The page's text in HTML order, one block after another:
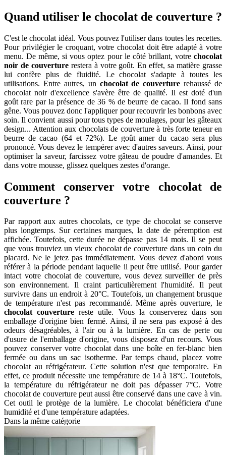
Quand utiliser le chocolat de couverture ?
C'est le chocolat idéal. Vous pouvez l'utiliser dans toutes les recettes.
Pour privilégier le croquant, votre chocolat doit être adapté à votre
menu. De même, si vous optez pour le côté brillant, votre chocolat
noir de couverturerestera à votre goût. En effet, sa matière grasse
lui confère plus de fluidité. Le chocolat s'adapte à toutes les
utilisations. Entre autres, un chocolat de couverture rehaussé de
chocolat noir d'excellence s'avère être de qualité. Il est doté d'un
goût rare par la présence de 36 % de beurre de cacao. Il fond sans
gêne. Vous pouvez donc l'appliquer pour recouvrir les bonbons avec
soin. Il convient aussi pour tous types de moulages, pour les gâteaux
design... Attention aux chocolats de couverture à très forte teneur en
beurre de cacao (64 et 72%). Le goût amer du cacao sera plus
prononcé. Vous devez le tempérer avec d'autres saveurs. Ainsi, pour
optimiser la saveur, farcissez votre gâteau de poudre d'amandes. Et
dans votre mousse, glissez quelques zestes d'orange.
Comment conserver votre chocolat de
couverture ?
Par rapport aux autres chocolats, ce type de chocolat se conserve
plus longtemps. Sur certaines marques, la date de péremption est
affichée. Toutefois, cette durée ne dépasse pas 14 mois. Il se peut
que vous trouviez un vieux chocolat de couverture dans un coin du
placard. Ne le jetez pas immédiatement. Vous devez d'abord vous
référer à la période pendant laquelle il peut être utilisé. Pour garder
intact votre chocolat de couverture, vous devez surveiller de près
son environnement. Il craint particulièrement l'humidité. Il peut
survivre dans un endroit à 20°C. Toutefois, un changement brusque
de température n'est pas recommandé. Même après ouverture, le
chocolat couverture reste utile. Vous la conserverez dans son
emballage d'origine bien fermé. Ainsi, il ne sera pas exposé à des
odeurs désagréables, à l'air ou à la lumière. En cas de perte ou
d'usure de l'emballage d'origine, vous disposez d'un recours. Vous
pouvez conserver votre chocolat dans une boîte en fer-blanc bien
fermée ou dans un sac isotherme. Par temps chaud, placez votre
chocolat au réfrigérateur. Cette solution n'est que temporaire. En
effet, ce produit nécessite une température de 14 à 18°C. Toutefois,
la température du réfrigérateur ne doit pas dépasser 7°C. Votre
chocolat de couverture peut aussi être conservé dans une cave à vin.
Cet outil le protège de la lumière. Le chocolat bénéficiera d'une
humidité et d'une température adaptées.
Dans la même catégorie